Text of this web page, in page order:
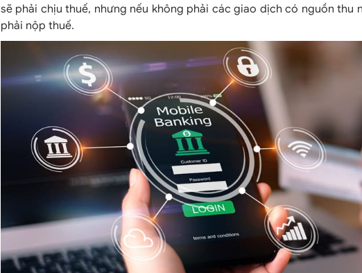
sẽ phải chịu thuế, nhưng nếu không phải các giao dịch có nguồn thu
phải nộp thuế.